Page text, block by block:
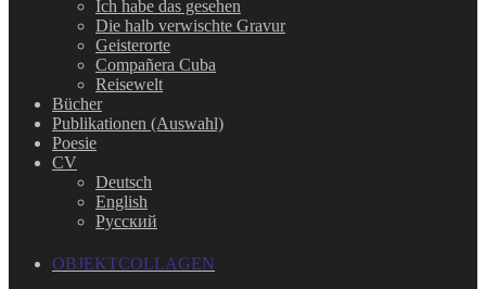
Ich habe das gesehen
Die halb verwischte Gravur
Geisterorte
Compañera Cuba
Reisewelt
Bücher
Publikationen (Auswahl)
Poesie
CV
Deutsch
English
Русский
OBJEKTCOLLAGEN